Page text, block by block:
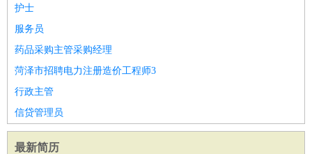
护士
服务员
药品采购主管采购经理
菏泽市招聘电力注册造价工程师3
行政主管
信贷管理员
最新简历